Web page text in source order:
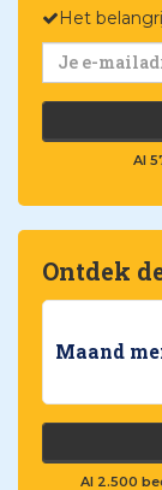
Het
Al
Ontdek
Maand
Al 2.500